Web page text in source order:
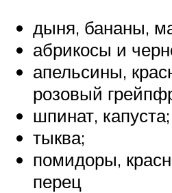
дыня, бананы,
абрикосы и
апельсины,
розовый
шпинат, капуста;
тыква;
помидоры,
перец